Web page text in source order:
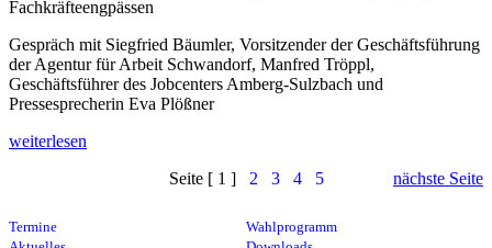
Gespräch mit Siegfried Bäumler, Vorsitzender der Geschäftsführung
der Agentur für Arbeit Schwandorf, Manfred Tröppl,
Geschäftsführer des Jobcenters Amberg-Sulzbach und
Pressesprecherin Eva Plößner
weiterlesen
nächste Seite
Seite [ 1 ] 2 3 4 5
Termine
Wahlprogramm